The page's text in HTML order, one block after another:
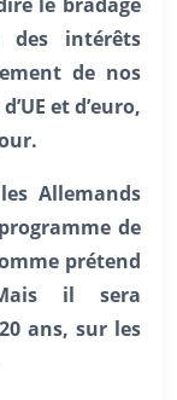
intérêts
de nos
et d’euro,
Allemands
de
prétend
il sera
ans, sur les